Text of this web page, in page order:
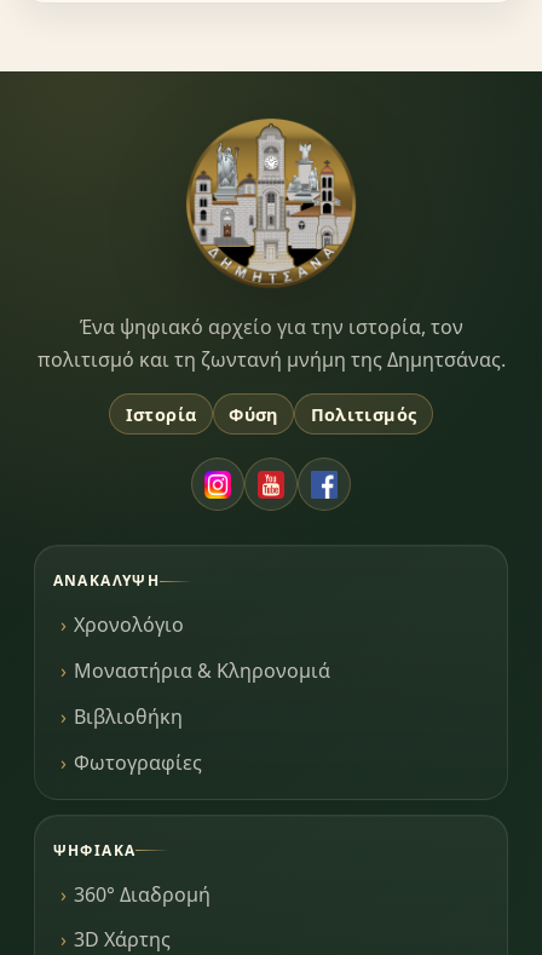
Dimitsana.gr
Ένα ψηφιακό αρχείο για την ιστορία, τον
πολιτισμό και τη ζωντανή μνήμη της Δημητσάνας.
Ιστορία Φύση Πολιτισμός
ΑΝΑΚΆΛΥΨΗ
Χρονολόγιο
Μοναστήρια & Κληρονομιά
Βιβλιοθήκη
Φωτογραφίες
ΨΗΦΙΑΚΆ
360° Διαδρομή
3D Χάρτης